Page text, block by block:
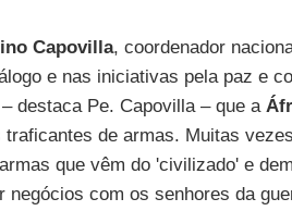
Capovilla, coordenador
e nas iniciativas pela paz e
destaca Pe. Capovilla – que a
de armas. Muitas
que vêm do 'civilizado' e
negócios com os senhores da